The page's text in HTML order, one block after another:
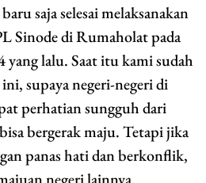
saja selesai melaksanakan
Sinode di Rumaholat pada
lalu. Saat itu kami sudah
supaya negeri-negeri di
perhatian sungguh dari
bergerak maju. Tetapi jika
panas hati dan berkonflik,